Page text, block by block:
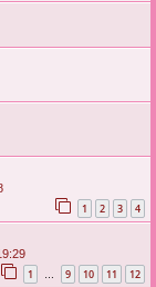
1 2 3 4
1 … 9 10 11 12